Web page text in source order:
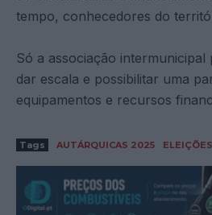
tempo, conhecedores do
Só a associação intermunicipal
dar escala e possibilitar uma
equipamentos e recursos
Tags AUTÁRQUICAS 2025 ELEIÇÕES